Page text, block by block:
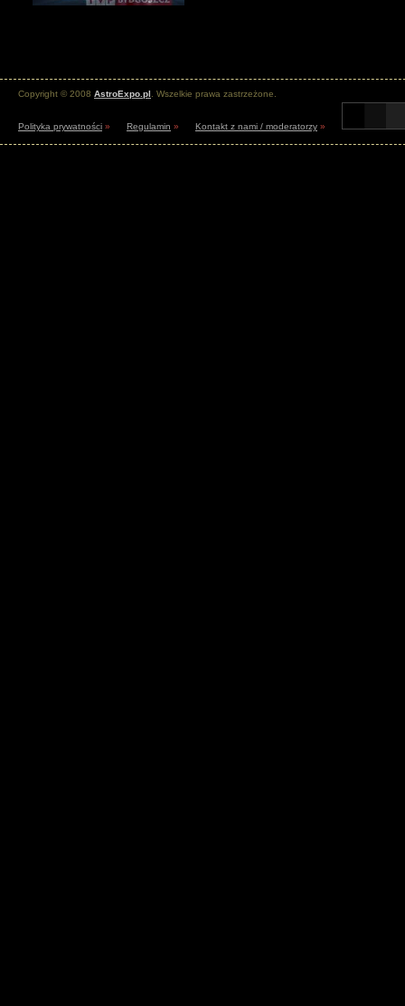
Copyright © 2008 AstroExpo.pl . Wszelkie prawa zastrzeżone.
Polityka prywatności » Regulamin » Kontakt z nami / moderatorzy »